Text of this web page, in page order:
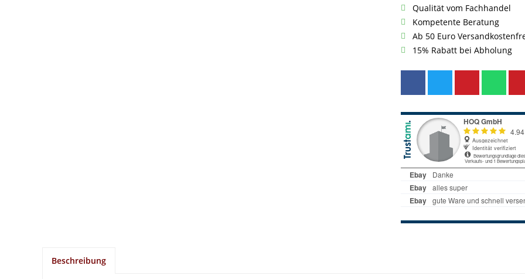
Qualität vom Fachhandel
Kompetente Beratung
Ab 50 Euro
15% Rabatt bei Abholung
Beschreibung